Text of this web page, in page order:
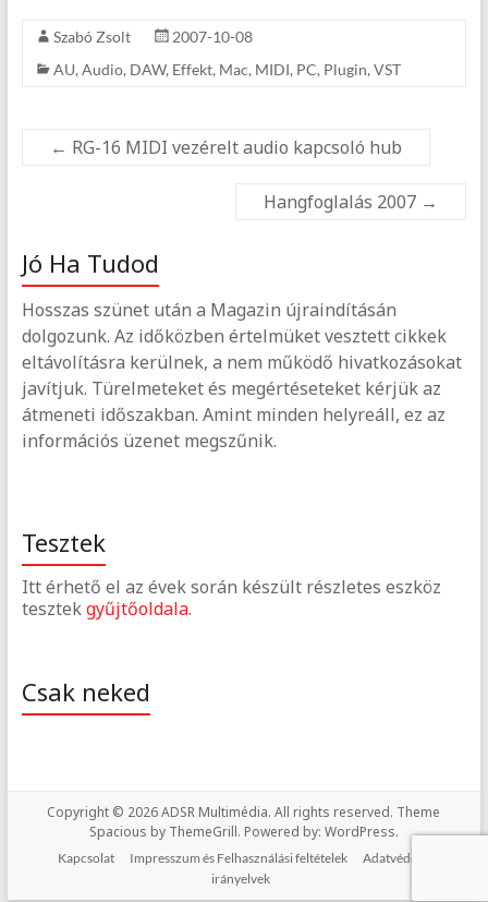
Szabó Zsolt
2007-10-08
AU, Audio, DAW, Effekt, Mac, MIDI, PC, Plugin, VST
← RG-16 MIDI vezérelt audio kapcsoló hub
Hangfoglalás 2007 →
Jó Ha Tudod
Hosszas szünet után a Magazin újraindításán
dolgozunk. Az időközben értelmüket vesztett cikkek
eltávolításra kerülnek, a nem működő hivatkozásokat
javítjuk. Türelmeteket és megértéseteket kérjük az
átmeneti időszakban. Amint minden helyreáll, ez az
információs üzenet megszűnik.
Tesztek
Itt érhető el az évek során készült részletes eszköz
tesztekgyűjtőoldala.
Csak neked
Copyright © 2026ADSR Multimédia. All rights reserved. Theme
Spacious by ThemeGrill. Powered by: WordPress.
Kapcsolat Impresszum és Felhasználási feltételek
Adatvédelmi
irányelvek